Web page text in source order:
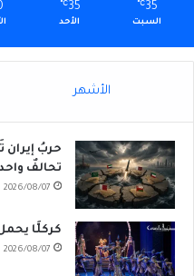
35
℃
السبت
35
℃
الأحد
الأشهر
حربُ إيران
تحالفٌ
2026/08/07
كركلَّا
2026/08/07